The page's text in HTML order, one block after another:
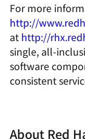
For more
http://
at http://
single, all-
software
consistent
About Red